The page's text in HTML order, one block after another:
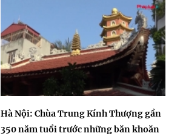
Hà Nội: Chùa Trung Kính Thượng gần
350 năm tuổi trước những băn khoăn